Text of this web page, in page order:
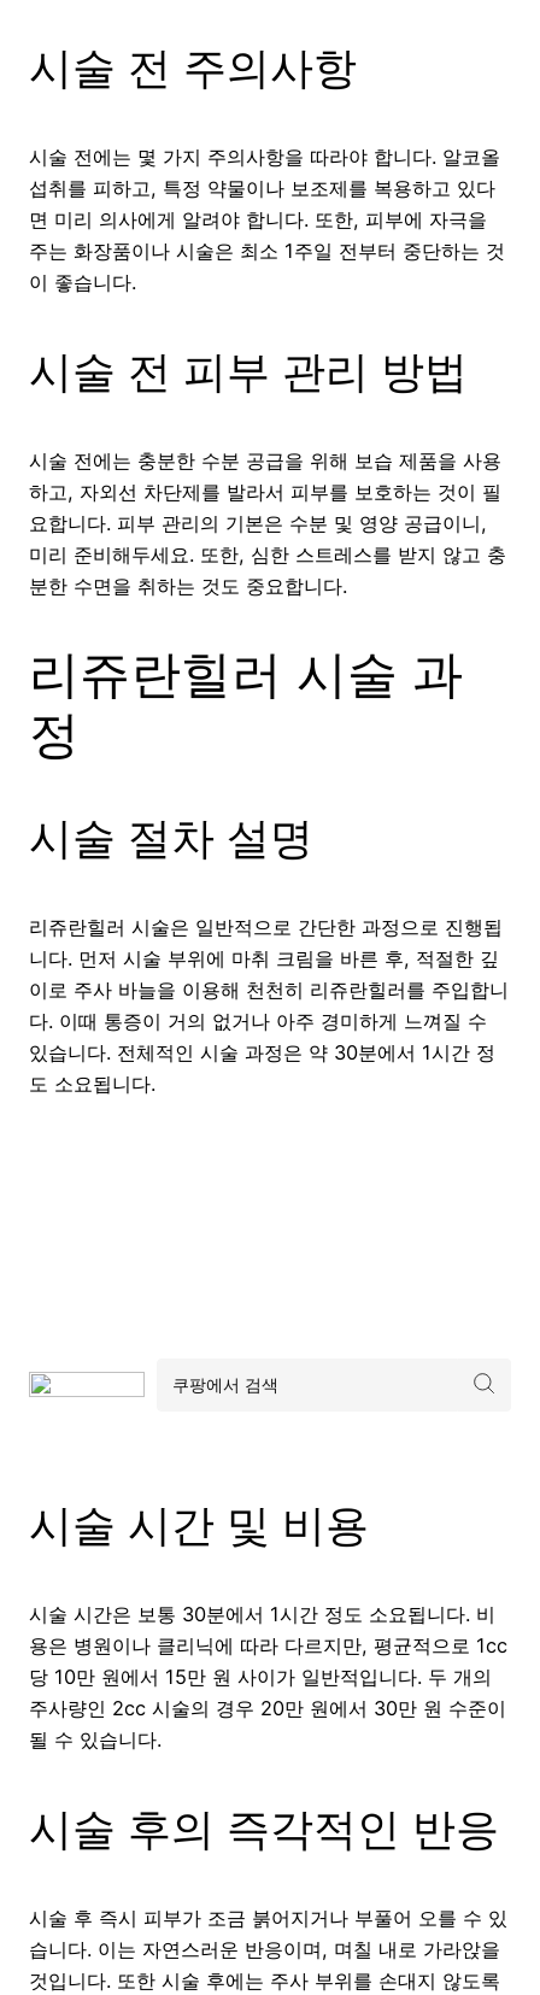
시술 전 주의사항
시술 전에는 몇 가지 주의사항을 따라야 합니다. 알코올
섭취를 피하고, 특정 약물이나 보조제를 복용하고 있다
면 미리 의사에게 알려야 합니다. 또한, 피부에 자극을
주는 화장품이나 시술은 최소 1주일 전부터 중단하는 것
이 좋습니다.
시술 전 피부 관리 방법
시술 전에는 충분한 수분 공급을 위해 보습 제품을 사용
하고, 자외선 차단제를 발라서 피부를 보호하는 것이 필
요합니다. 피부 관리의 기본은 수분 및 영양 공급이니,
미리 준비해두세요. 또한, 심한 스트레스를 받지 않고 충
분한 수면을 취하는 것도 중요합니다.
리쥬란힐러 시술 과
정
시술 절차 설명
리쥬란힐러 시술은 일반적으로 간단한 과정으로 진행됩
니다. 먼저 시술 부위에 마취 크림을 바른 후, 적절한 깊
이로 주사 바늘을 이용해 천천히 리쥬란힐러를 주입합니
다. 이때 통증이 거의 없거나 아주 경미하게 느껴질 수
있습니다. 전체적인 시술 과정은 약 30분에서 1시간 정
도 소요됩니다.
시술 시간 및 비용
시술 시간은 보통 30분에서 1시간 정도 소요됩니다. 비
용은 병원이나 클리닉에 따라 다르지만, 평균적으로 1cc
당 10만 원에서 15만 원 사이가 일반적입니다. 두 개의
주사량인 2cc 시술의 경우 20만 원에서 30만 원 수준이
될 수 있습니다.
시술 후의 즉각적인 반응
시술 후 즉시 피부가 조금 붉어지거나 부풀어 오를 수 있
습니다. 이는 자연스러운 반응이며, 며칠 내로 가라앉을
것입니다. 또한 시술 후에는 주사 부위를 손대지 않도록